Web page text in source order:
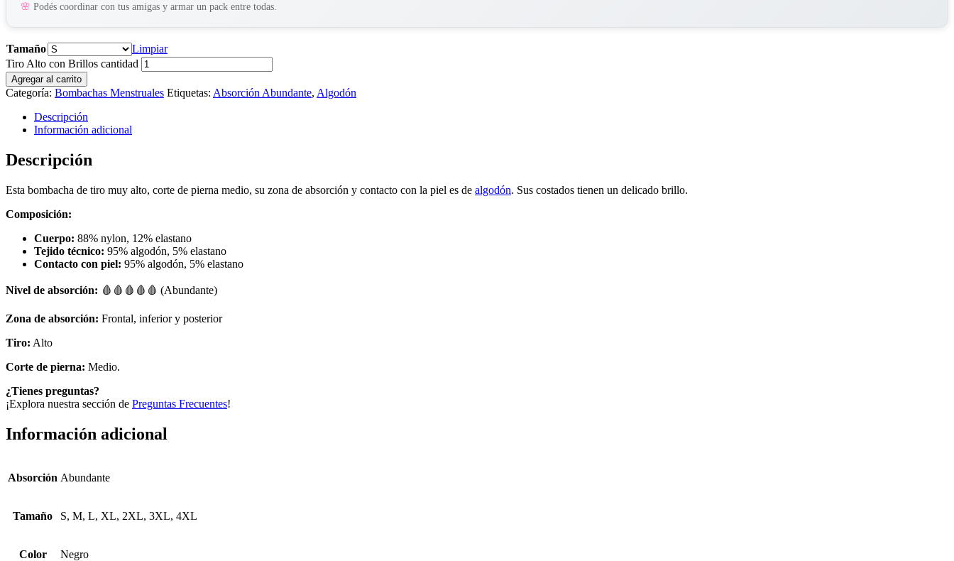
🌸 Podés coordinar con tus amigas y armar un pack entre todas.
Tamaño
Limpiar
Tiro Alto con Brillos cantidad
Agregar al carrito
Categoría: Bombachas Menstruales Etiquetas: Absorción Abundante, Algodón
Descripción
Información adicional
Descripción
Esta bombacha de tiro muy alto, corte de pierna medio, su zona de absorción y contacto con la piel es de algodón. Sus costados tienen un delicado brillo.
Composición:
Cuerpo: 88% nylon, 12% elastano
Tejido técnico: 95% algodón, 5% elastano
Contacto con piel: 95% algodón, 5% elastano
Nivel de absorción: 🩸🩸🩸🩸🩸 (Abundante)
Zona de absorción: Frontal, inferior y posterior
Tiro: Alto
Corte de pierna: Medio.
¿Tienes preguntas?
¡Explora nuestra sección de Preguntas Frecuentes!
Información adicional
Absorción Abundante
Tamaño S, M, L, XL, 2XL, 3XL, 4XL
Color Negro